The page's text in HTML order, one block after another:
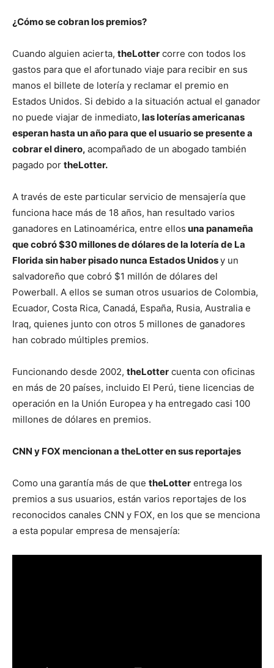
¿Cómo se cobran los premios?
Cuando alguien acierta, theLotter corre con todos los
gastos para que el afortunado viaje para recibir en sus
manos el billete de lotería y reclamar el premio en
Estados Unidos. Si debido a la situación actual el ganador
no puede viajar de inmediato, las loterías americanas
esperan hasta un año para que el usuario se presente a
cobrar el dinero, acompañado de un abogado también
pagado por theLotter.
A través de este particular servicio de mensajería que
funciona hace más de 18 años, han resultado varios
ganadores en Latinoamérica, entre ellos una panameña
que cobró $30 millones de dólares de la lotería de La
Florida sin haber pisado nunca Estados Unidosy un
salvadoreño que cobró $1 millón de dólares del
Powerball. A ellos se suman otros usuarios de Colombia,
Ecuador, Costa Rica, Canadá, España, Rusia, Australia e
Iraq, quienes junto con otros 5 millones de ganadores
han cobrado múltiples premios.
Funcionando desde 2002, theLotter cuenta con oficinas
en más de 20 países, incluido El Perú, tiene licencias de
operación en la Unión Europea y ha entregado casi 100
millones de dólares en premios.
CNN y FOX mencionan a theLotter en sus reportajes
Como una garantía más de que theLotter entrega los
premios a sus usuarios, están varios reportajes de los
reconocidos canales CNN y FOX, en los que se menciona
a esta popular empresa de mensajería: